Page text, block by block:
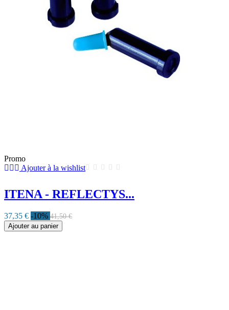
Promo
Ajouter à la wishlist
ITENA - REFLECTYS...
37,35 € -10% 41,50 €
Ajouter au panier